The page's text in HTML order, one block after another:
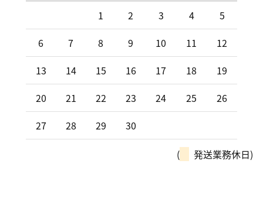
1
2 3 4
5
6
7 8 9 10 11
12
13
14 15 16 17 18
19
20
21 22 23 24 25
26
27
28 29 30
( 発送業務休日)